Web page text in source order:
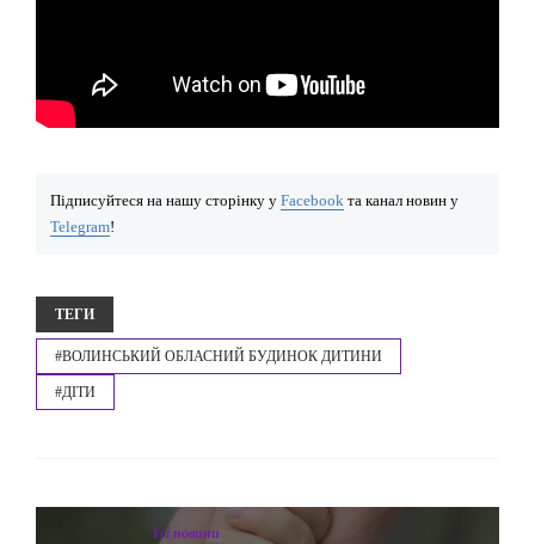
Підписуйтеся на нашу сторінку у Facebook та канал новин у
Telegram!
ТЕГИ
#ВОЛИНСЬКИЙ ОБЛАСНИЙ БУДИНОК ДИТИНИ
#ДІТИ
Yсі новини